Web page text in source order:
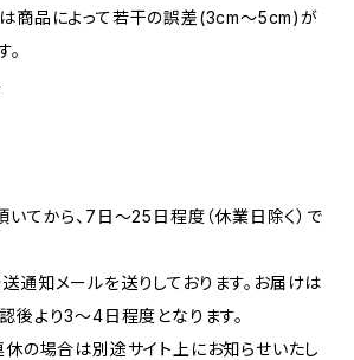
商品によって若干の誤差(3cm～5cm)が
いてから、7日～25日程度（休業日除く）で
通知メールを送りしております。お届けは
後より3～4日程度となります。
休の場合は別途サイト上にお知らせいたし